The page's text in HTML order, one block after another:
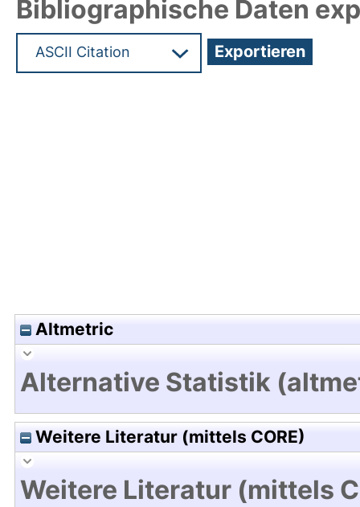
Bibliographische Daten
Altmetric
Alternative Statistik
Weitere Literatur (mittels CORE)
Weitere Literatur (mittels